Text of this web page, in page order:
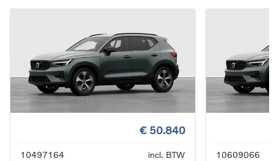
€ 50.840
10497164
incl. BTW
10609066